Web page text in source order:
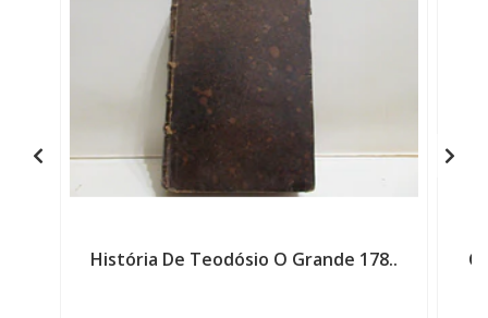
História De Teodósio O Grande 178..